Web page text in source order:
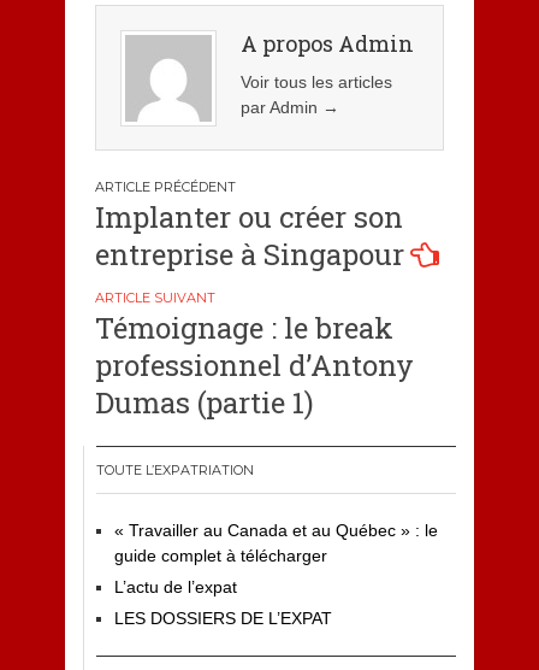
A propos Admin
Voir tous les articles
par Admin →
Navigation
de
l’article
Implanter ou créer son
entreprise à Singapour
Témoignage : le break
professionnel d’Antony
Dumas (partie 1)
TOUTE L’EXPATRIATION
« Travailler au Canada et au Québec » : le
guide complet à télécharger
L’actu de l’expat
LES DOSSIERS DE L’EXPAT